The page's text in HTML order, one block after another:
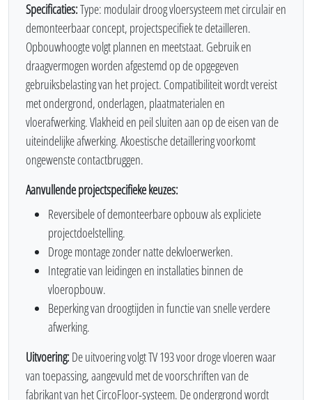
Specificaties:Type: modulair droog vloersysteem met circulair en
demonteerbaar concept, projectspecifiek te detailleren.
Opbouwhoogte volgt plannen en meetstaat. Gebruik en
draagvermogen worden afgestemd op de opgegeven
gebruiksbelasting van het project. Compatibiliteit wordt vereist
met ondergrond, onderlagen, plaatmaterialen en
vloerafwerking. Vlakheid en peil sluiten aan op de eisen van de
uiteindelijke afwerking. Akoestische detaillering voorkomt
ongewenste contactbruggen.
Aanvullende projectspecifieke keuzes:
Reversibele of demonteerbare opbouw als expliciete
projectdoelstelling.
Droge montage zonder natte dekvloerwerken.
Integratie van leidingen en installaties binnen de
vloeropbouw.
Beperking van droogtijden in functie van snelle verdere
afwerking.
Uitvoering:De uitvoering volgt TV 193 voor droge vloeren waar
van toepassing, aangevuld met de voorschriften van de
fabrikant van het CircoFloor-systeem. De ondergrond wordt